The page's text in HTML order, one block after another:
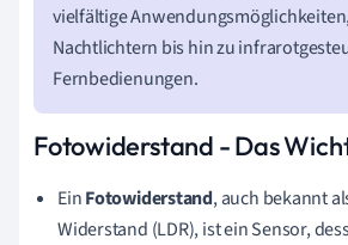
vielfältige
Nachtlichtern bis hin zu
Fernbedienungen.
Fotowiderstand - Das
EinFotowiderstand, auch bekannt
Widerstand (LDR), ist ein Sensor,